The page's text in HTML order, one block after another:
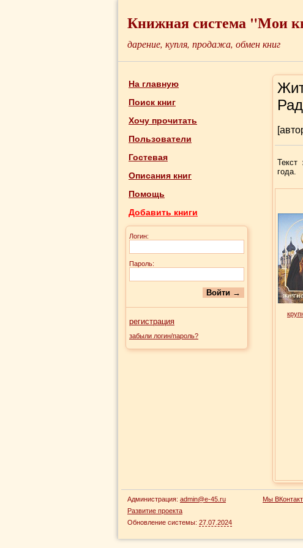
Книжная система "Мои
дарение, купля, продажа, обмен книг
На главную
Поиск книг
Хочу прочитать
Пользователи
Гостевая
Описания книг
Помощь
Добавить книги
Логин:
Пароль:
регистрация
забыли логин/пароль?
Текст
года.
Администрация: admin@e-45.ru
Развитие проекта
Обновление системы: 27.07.2024
Мы